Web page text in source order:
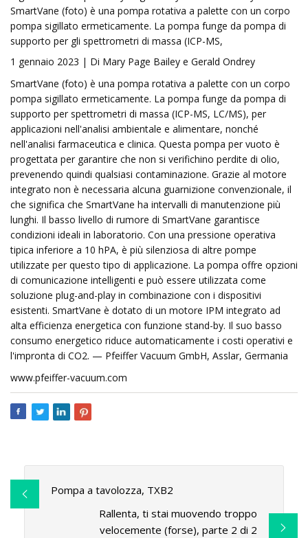
SmartVane (foto) è una pompa rotativa a palette con un corpo
pompa sigillato ermeticamente. La pompa funge da pompa di
supporto per gli spettrometri di massa (ICP-MS,
1 gennaio 2023 | Di Mary Page Bailey e Gerald Ondrey
SmartVane (foto) è una pompa rotativa a palette con un corpo
pompa sigillato ermeticamente. La pompa funge da pompa di
supporto per spettrometri di massa (ICP-MS, LC/MS), per
applicazioni nell'analisi ambientale e alimentare, nonché
nell'analisi farmaceutica e clinica. Questa pompa per vuoto è
progettata per garantire che non si verifichino perdite di olio,
prevenendo quindi qualsiasi contaminazione. Grazie al motore
integrato non è necessaria alcuna guarnizione convenzionale, il
che significa che SmartVane ha intervalli di manutenzione più
lunghi. Il basso livello di rumore di SmartVane garantisce
condizioni ideali in laboratorio. Con una pressione operativa
tipica inferiore a 10 hPA, è più silenziosa di altre pompe
utilizzate per questo tipo di applicazione. La pompa offre opzioni
di comunicazione intelligenti e può essere utilizzata come
soluzione plug-and-play in combinazione con i dispositivi
esistenti. SmartVane è dotato di un motore IPM integrato ad
alta efficienza energetica con funzione stand-by. Il suo basso
consumo energetico riduce automaticamente i costi operativi e
l'impronta di CO2. — Pfeiffer Vacuum GmbH, Asslar, Germania
www.pfeiffer-vacuum.com
Pompa a tavolozza, TXB2
Rallenta, ti stai muovendo troppo
velocemente (forse), parte 2 di 2